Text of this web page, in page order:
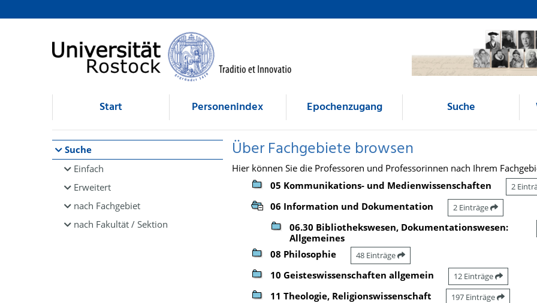
Browsen
direkt zum Inhalt
Start Personenindex Epochenzugang Suche
Suche
Einfach
Erweitert
nach Fachgebiet
nach Fakultät / Sektion
Über Fachgebiete browsen
Hier können Sie die Professoren und Professorinnen nach Ihrem
05 Kommunikations- und Medienwissenschaften
2
06 Information und Dokumentation 2 Einträge
06.30 Bibliothekswesen, Dokumentationswesen:
Allgemeines
08 Philosophie 48 Einträge
10 Geisteswissenschaften allgemein 12 Einträge
11 Theologie, Religionswissenschaft 197 Einträge